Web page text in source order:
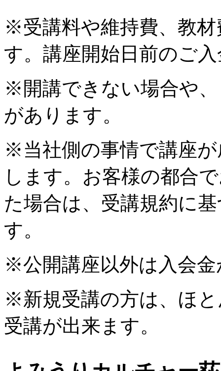
※受講料や維持費、教
す。講座開始日前のご
※開講できない場合や
があります。
※当社側の事情で講座
します。お客様の都合
た場合は、受講規約に
す。
※公開講座以外は入会
※新規受講の方は、ほ
受講が出来ます。